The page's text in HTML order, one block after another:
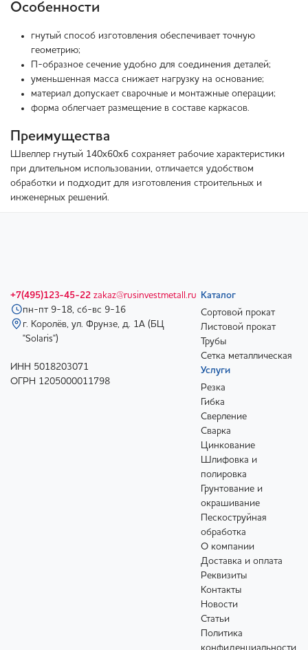
Особенности
гнутый способ изготовления обеспечивает точную
геометрию;
П-образное сечение удобно для соединения деталей;
уменьшенная масса снижает нагрузку на основание;
материал допускает сварочные и монтажные операции;
форма облегчает размещение в составе каркасов.
Преимущества
Швеллер гнутый 140х60х6 сохраняет рабочие характеристики
при длительном использовании, отличается удобством
обработки и подходит для изготовления строительных и
инженерных решений.
+7(495)123-45-22 zakaz@rusinvestmetall.ru
пн-пт 9-18, сб-вс 9-16
г. Королёв, ул. Фрунзе, д. 1А (БЦ
"Solaris")
ИНН 5018203071
ОГРН 1205000011798
Каталог
Сортовой прокат
Листовой прокат
Трубы
Сетка металлическая
Услуги
Резка
Гибка
Сверление
Сварка
Цинкование
Шлифовка и
полировка
Грунтование и
окрашивание
Пескоструйная
обработка
О компании
Доставка и оплата
Реквизиты
Контакты
Новости
Статьи
Политика
конфиденциальности